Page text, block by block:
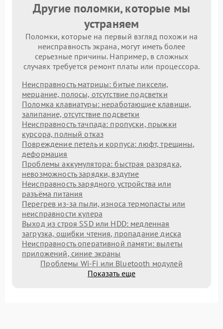
Другие поломки, которые мы
устраняем
Поломки, которые на первый взгляд похожи на
неисправность экрана, могут иметь более
серьезные причины. Например, в сложных
случаях требуется ремонт платы или процессора.
Неисправность матрицы: битые пиксели,
мерцание, полосы, отсутствие подсветки
Поломка клавиатуры: неработающие клавиши,
залипание, отсутствие подсветки
Неисправность тачпада: пропуски, прыжки
курсора, полный отказ
Повреждение петель и корпуса: люфт, трещины,
деформация
Проблемы аккумулятора: быстрая разрядка,
невозможность зарядки, вздутие
Неисправность зарядного устройства или
разъёма питания
Перегрев из‑за пыли, износа термопасты или
неисправности кулера
Выход из строя SSD или HDD: медленная
загрузка, ошибки чтения, пропадание диска
Неисправность оперативной памяти: вылеты
приложений, синие экраны
Проблемы Wi‑Fi или Bluetooth модулей
Показать еще